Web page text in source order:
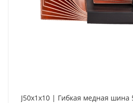
J50x1x10 | Гибкая медная шина